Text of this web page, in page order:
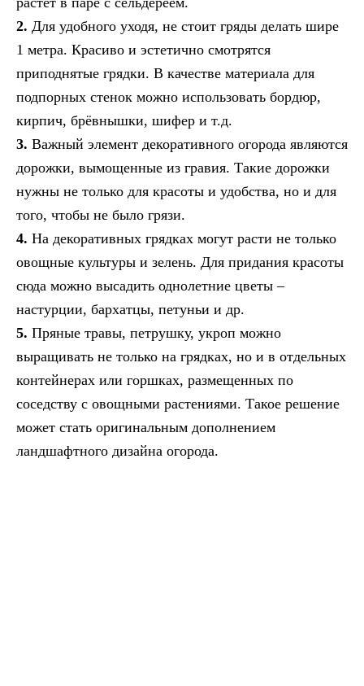
2. Для удобного уходя, не стоит гряды делать шире
1 метра. Красиво и эстетично смотрятся
приподнятые грядки. В качестве материала для
подпорных стенок можно использовать бордюр,
кирпич, брёвнышки, шифер и т.д.
3. Важный элемент декоративного огорода являются
дорожки, вымощенные из гравия. Такие дорожки
нужны не только для красоты и удобства, но и для
того, чтобы не было грязи.
4. На декоративных грядках могут расти не только
овощные культуры и зелень. Для придания красоты
сюда можно высадить однолетние цветы –
настурции, бархатцы, петуньи и др.
5. Пряные травы, петрушку, укроп можно
выращивать не только на грядках, но и в отдельных
контейнерах или горшках, размещенных по
соседству с овощными растениями. Такое решение
может стать оригинальным дополнением
ландшафтного дизайна огорода.